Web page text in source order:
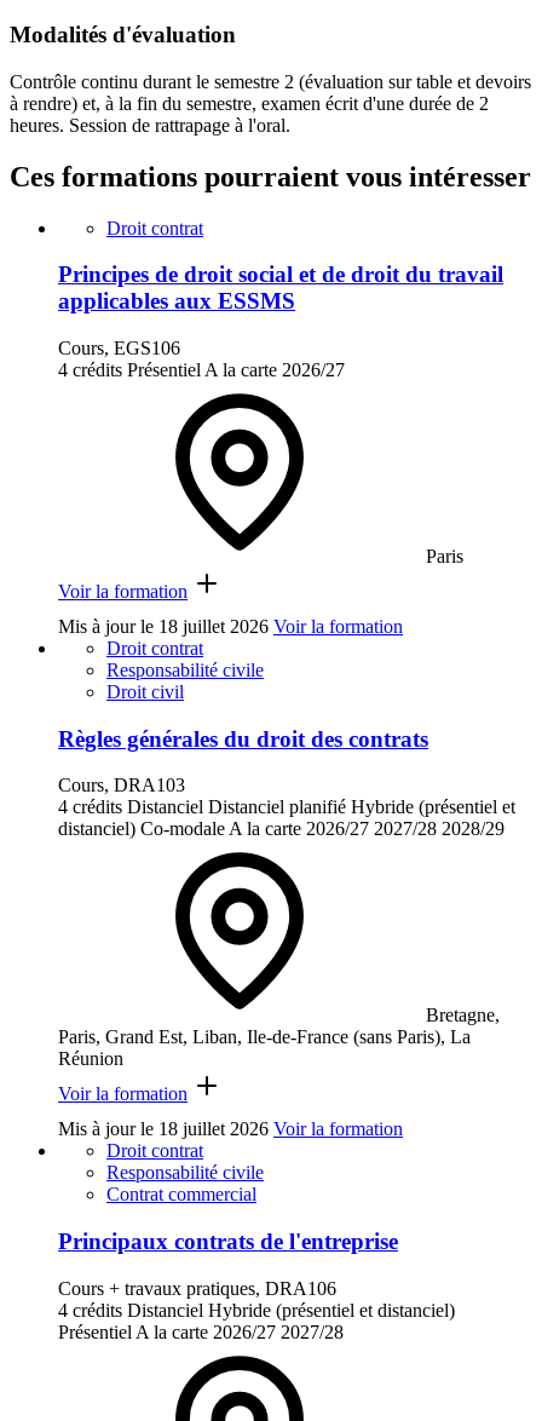
Modalités d'évaluation
Contrôle continu durant le semestre 2 (évaluation sur table et devoirs
à rendre) et, à la fin du semestre, examen écrit d'une durée de 2
heures. Session de rattrapage à l'oral.
Ces formations pourraient vous intéresser
Droit contrat
Principes de droit social et de droit du travail
applicables aux ESSMS
Cours, EGS106
4 crédits Présentiel A la carte 2026/27
Paris
Voir la formation
Mis à jour le 18 juillet 2026 Voir la formation
Droit contrat
Responsabilité civile
Droit civil
Règles générales du droit des contrats
Cours, DRA103
4 crédits Distanciel Distanciel planifié Hybride (présentiel et
distanciel) Co-modaleA la carte 2026/27 2027/28 2028/29
Bretagne,
Paris, Grand Est, Liban, Ile-de-France (sans Paris), La
Réunion
Voir la formation
Mis à jour le 18 juillet 2026 Voir la formation
Droit contrat
Responsabilité civile
Contrat commercial
Principaux contrats de l'entreprise
Cours + travaux pratiques, DRA106
4 crédits Distanciel Hybride (présentiel et distanciel)
Présentiel A la carte 2026/27 2027/28